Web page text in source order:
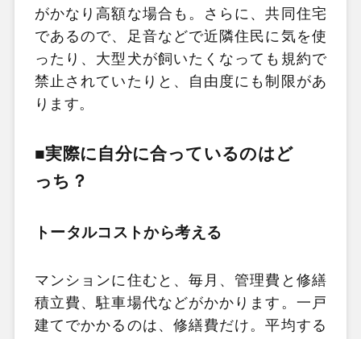
がかなり高額な場合も。さらに、共同住宅
であるので、足音などで近隣住民に気を使
ったり、大型犬が飼いたくなっても規約で
禁止されていたりと、自由度にも制限があ
ります。
■実際に自分に合っているのはど
っち？
トータルコストから考える
マンションに住むと、毎月、管理費と修繕
積立費、駐車場代などがかかります。一戸
建てでかかるのは、修繕費だけ。平均する